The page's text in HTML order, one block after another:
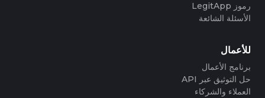
رموز LegitApp
الأسئلة الشائعة
للأعمال
برنامج الأعمال
حل التوثيق عبر API
العملاء والشركاء